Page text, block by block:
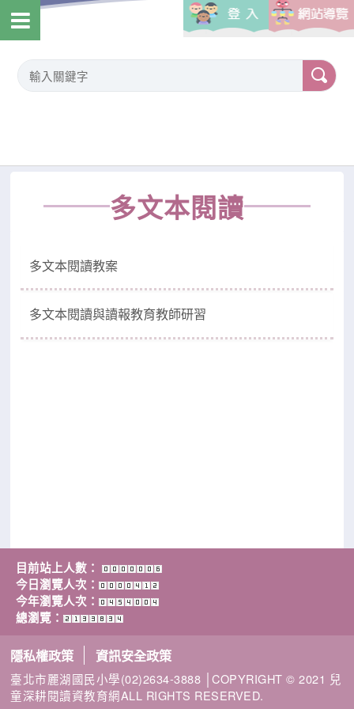
多文本閱讀
多文本閱讀教案
多文本閱讀與讀報教育教師研習
目前站上人數：
今日瀏覽人次：
今年瀏覽人次：
總瀏覽：
隱私權政策 資訊安全政策
臺北市麗湖國民小學(02)2634-3888 │COPYRIGHT © 2021 兒
童深耕閱讀資教育網ALL RIGHTS RESERVED.